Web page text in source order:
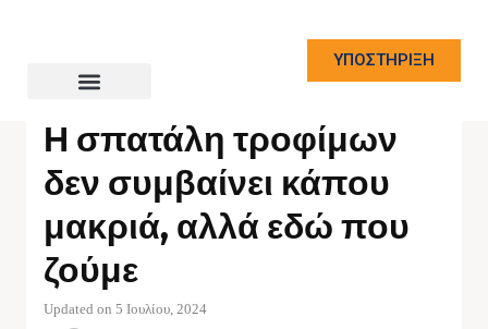
ΥΠΟΣΤΗΡΙΞΗ
Η σπατάλη τροφίμων
δεν συμβαίνει κάπου
μακριά, αλλά εδώ που
ζούμε
Updated on 5 Ιουλίου, 2024